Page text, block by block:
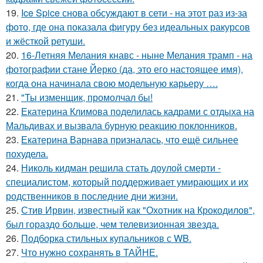
19. Ice Spice снова обсуждают в сети - на этот раз из-за
фото, где она показала фигуру без идеальных ракурсов
и жёсткой ретуши.
20. 16-Летняя Мелания кнавс - ныне Мелания трамп - на
фотографии стане Йерко (да, это его настоящее имя),
когда она начинала свою модельную карьеру ….
21. "Ты изменщик, промолчал бы!
22. Екатерина Климова поделилась кадрами с отдыха на
Мальдивах и вызвала бурную реакцию поклонников.
23. Екатерина Варнава призналась, что ещё сильнее
похудела.
24. Николь кидман решила стать доулой смерти -
специалистом, который поддерживает умирающих и их
родственников в последние дни жизни.
25. Стив Ирвин, известный как "Охотник на Крокодилов",
был гораздо больше, чем телевизионная звезда.
26. Подборка стильных купальников с WB.
27. Что нужно сохранять в ТАЙНЕ.